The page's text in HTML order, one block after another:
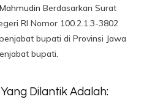
Berdasarkan Surat
RI Nomor 100.2.1.3-3802
bupati di Provinsi Jawa
bupati.
Dilantik Adalah: